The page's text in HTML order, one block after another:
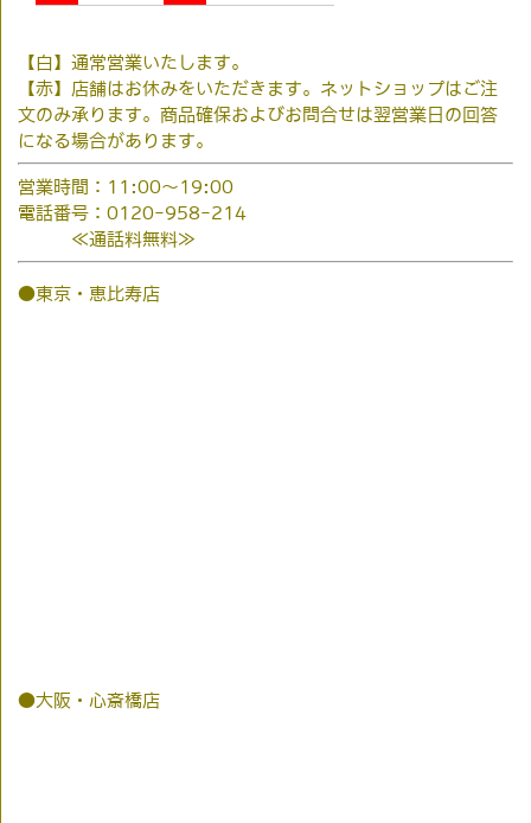
【白】通常営業いたします。
【赤】店舗はお休みをいただきます。ネットショップはご注
文のみ承ります。商品確保およびお問合せは翌営業日の回答
になる場合があります。
営業時間：11:00～19:00
電話番号：0120-958-214
≪通話料無料≫
●東京・恵比寿店
●大阪・心斎橋店